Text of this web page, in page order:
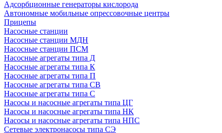
Адсорбционные генераторы кислорода
Автономные мобильные опрессовочные центры
Прицепы
Насосные станции
Насосные станции МДН
Насосные станции ПСМ
Насосные агрегаты типа Д
Насосные агрегаты типа К
Насосные агрегаты типа П
Насосные агрегаты типа СВ
Насосные агрегаты типа С
Насосы и насосные агрегаты типа ЦГ
Насосы и насосные агрегаты типа НК
Насосы и насосные агрегаты типа НПС
Сетевые электронасосы типа СЭ